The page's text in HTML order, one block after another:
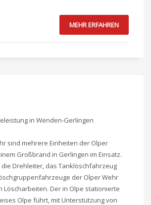
MEHR ERFAHREN
in Wenden-Gerlingen
sind mehrere Einheiten der Olper
Großbrand in Gerlingen im Einsatz.
Drehleiter, das Tanklöschfahrzeug
der Olper Wehr
Löscharbeiten. Der in Olpe stationierte
Olpe führt, mit Unterstützung von